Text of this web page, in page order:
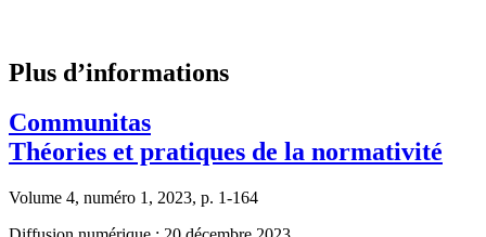
Plus d’informations
Communitas
Théories et pratiques de la normativité
Volume 4, numéro 1, 2023, p. 1-164